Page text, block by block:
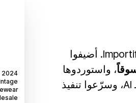
كن مورّدًا
قدّم طلبًا لعرض منتجاتك
كن شريكًا
أطلقوا متجر Wix الخاص بكم وطوّروه باستخدام Importify. أضيفوا
، واستوردوها
إلى Wix بنقرة واحدة، وحسّنوا القوائم باستخدام الـ AI، وسرّعوا تنفيذ